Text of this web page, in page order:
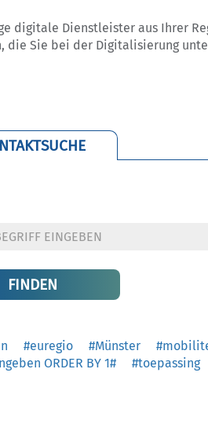
digitale Dienstleister aus Ihrer
die Sie bei der Digitalisierung
#euregio #Münster
ORDER BY 1# #toepassing